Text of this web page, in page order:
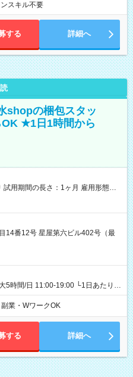
スキル不要
する 詳細へ
shopの梱包スタッ
★1日1時間から
試用期間の長さ：1ヶ月 雇用形態、
14番12号 星屋第六ビル402号（最
5時間/日 11:00-19:00 └1日あたりの
時間帯内であれば、いつでも勤務可
お好きな曜日でご勤務いただけま
由な働き方が可能なお仕事です！
業・WワークOK
する 詳細へ